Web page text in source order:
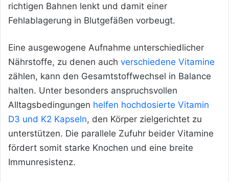
richtigen Bahnen lenkt und damit einer
Fehlablagerung in Blutgefäßen vorbeugt.
Eine ausgewogene Aufnahme unterschiedlicher
Nährstoffe, zu denen auch verschiedene Vitamine
zählen, kann den Gesamtstoffwechsel in Balance
halten. Unter besonders anspruchsvollen
Alltagsbedingungen helfen hochdosierte Vitamin
D3 und K2 Kapseln, den Körper zielgerichtet zu
unterstützen. Die parallele Zufuhr beider Vitamine
fördert somit starke Knochen und eine breite
Immunresistenz.